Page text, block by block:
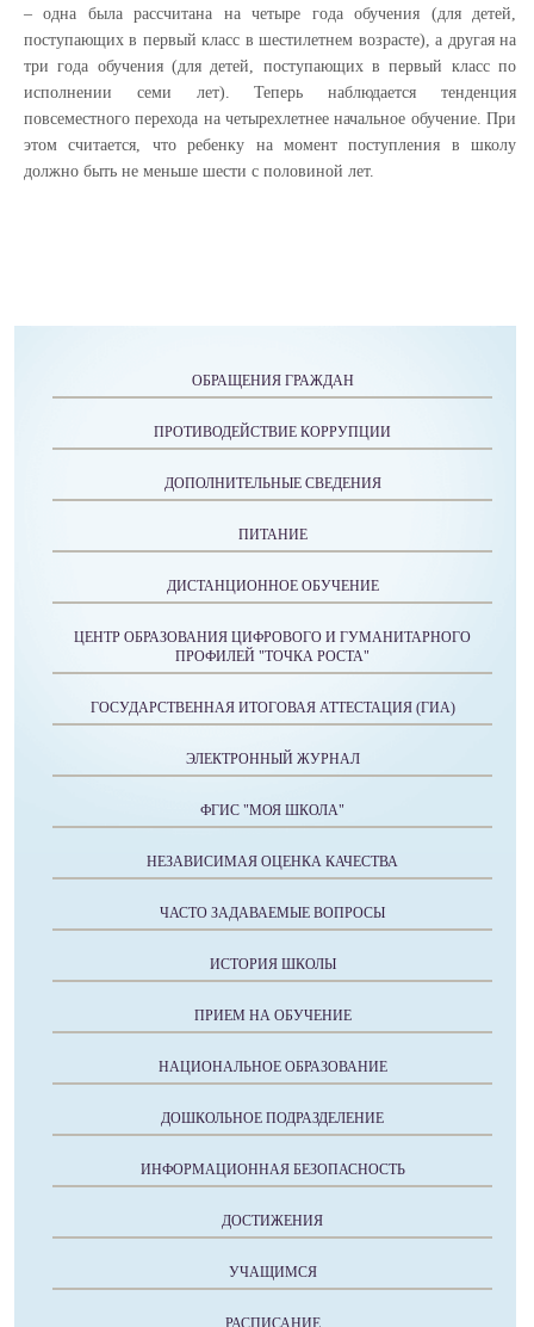
– одна была рассчитана на четыре года обучения (для детей,
поступающих в первый класс в шестилетнем возрасте), а другая на
три года обучения (для детей, поступающих в первый класс по
исполнении семи лет). Теперь наблюдается тенденция
повсеместного перехода на четырехлетнее начальное обучение. При
этом считается, что ребенку на момент поступления в школу
должно быть не меньше шести с половиной лет.
ОБРАЩЕНИЯ ГРАЖДАН
ПРОТИВОДЕЙСТВИЕ КОРРУПЦИИ
ДОПОЛНИТЕЛЬНЫЕ СВЕДЕНИЯ
ПИТАНИЕ
ДИСТАНЦИОННОЕ ОБУЧЕНИЕ
ЦЕНТР ОБРАЗОВАНИЯ ЦИФРОВОГО И ГУМАНИТАРНОГО
ПРОФИЛЕЙ "ТОЧКА РОСТА"
ГОСУДАРСТВЕННАЯ ИТОГОВАЯ АТТЕСТАЦИЯ (ГИА)
ЭЛЕКТРОННЫЙ ЖУРНАЛ
ФГИС "МОЯ ШКОЛА"
НЕЗАВИСИМАЯ ОЦЕНКА КАЧЕСТВА
ЧАСТО ЗАДАВАЕМЫЕ ВОПРОСЫ
ИСТОРИЯ ШКОЛЫ
ПРИЕМ НА ОБУЧЕНИЕ
НАЦИОНАЛЬНОЕ ОБРАЗОВАНИЕ
ДОШКОЛЬНОЕ ПОДРАЗДЕЛЕНИЕ
ИНФОРМАЦИОННАЯ БЕЗОПАСНОСТЬ
ДОСТИЖЕНИЯ
УЧАЩИМСЯ
РАСПИСАНИЕ